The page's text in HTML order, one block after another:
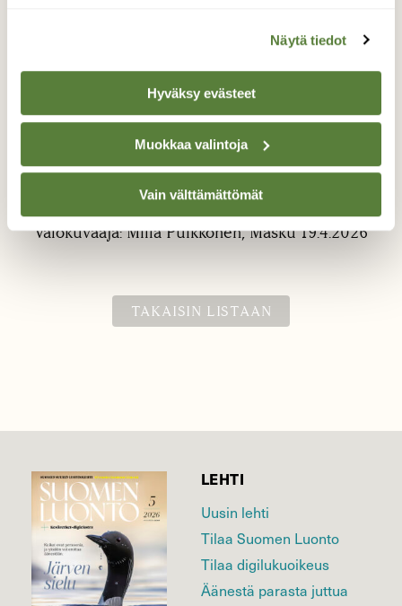
Näytä tiedot
Hyväksy evästeet
Muokkaa valintoja
Vain välttämättömät
Kutukiehkura
Sammakon kutua solisevassa purossa.
Valokuvaaja: Milla Puikkonen, Masku 19.4.2026
TAKAISIN LISTAAN
LEHTI
Uusin lehti
Tilaa Suomen Luonto
Tilaa digilukuoikeus
Äänestä parasta juttua